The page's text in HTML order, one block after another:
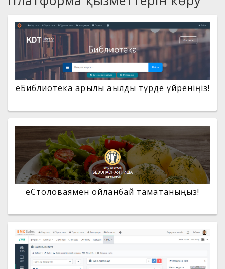
eБиблиотека арқылы ақылды түрде үйреніңіз!
еСтоловаямен ойланбай тамақтаныңыз!